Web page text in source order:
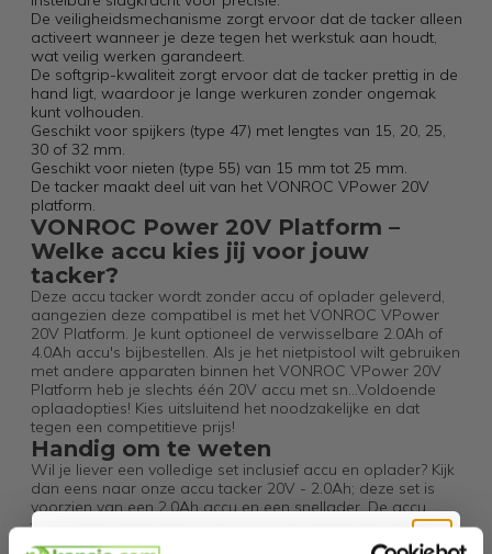
De veiligheidsmechanisme zorgt ervoor dat de tacker alleen
activeert wanneer je deze tegen het werkstuk aan houdt,
wat veilig werken garandeert.
De softgrip-kwaliteit zorgt ervoor dat de tacker prettig in de
hand ligt, waardoor je lange werkuren zonder ongemak
kunt volhouden.
Geschikt voor spijkers (type 47) met lengtes van 15, 20, 25,
30 of 32 mm.
Geschikt voor nieten (type 55) van 15 mm tot 25 mm.
De tacker maakt deel uit van het VONROC VPower 20V
platform.
VONROC Power 20V Platform –
Welke accu kies jij voor jouw
tacker?
Deze accu tacker wordt zonder accu of oplader geleverd,
aangezien deze compatibel is met het VONROC VPower
20V Platform. Je kunt optioneel de verwisselbare 2.0Ah of
4.0Ah accu's bijbestellen. Als je het nietpistool wilt gebruiken
met andere apparaten binnen het VONROC VPower 20V
Platform heb je slechts één 20V accu met sn...Voldoende
oplaadopties! Kies uitsluitend het noodzakelijke en dat
tegen een competitieve prijs!
Handig om te weten
Wil je liever een volledige set inclusief accu en oplader? Kijk
dan eens naar onze accu tacker 20V - 2.0Ah; deze set is
voorzien van een 2.0Ah accu en een snellader. De accu
tacker 20V - 2.0Ah komt zelfs met twee 2.0Ah accu’s en een
snellader, terwijl de accu tacker 20V - 4.0Ah is uitgerust met